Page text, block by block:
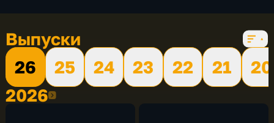
Выпуски
26
25 24 23 22 21
20
20262026